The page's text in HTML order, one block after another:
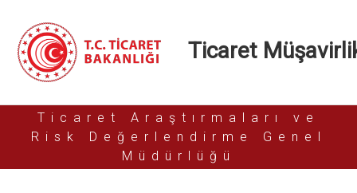
Ticaret
Ticaret Araştırmaları ve
Risk Değerlendirme Genel
Müdürlüğü